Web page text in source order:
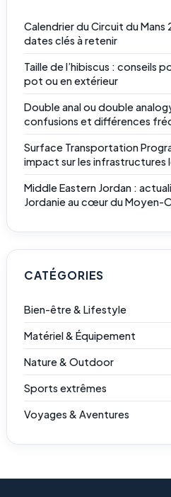
Calendrier du Circuit du
dates clés à retenir
Taille de l’hibiscus : conseils
pot ou en extérieur
Double anal ou double
confusions et différences
Surface Transportation
impact sur les infrastructures
Middle Eastern Jordan :
Jordanie au cœur du Moyen-
CATÉGORIES
Bien-être & Lifestyle
Matériel & Équipement
Nature & Outdoor
Sports extrêmes
Voyages & Aventures